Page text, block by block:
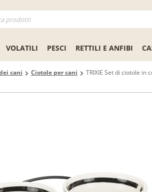
VOLATILI PESCI RETTILI E ANFIBI
cani Ciotole per cani TRIXIE Set di ciotole